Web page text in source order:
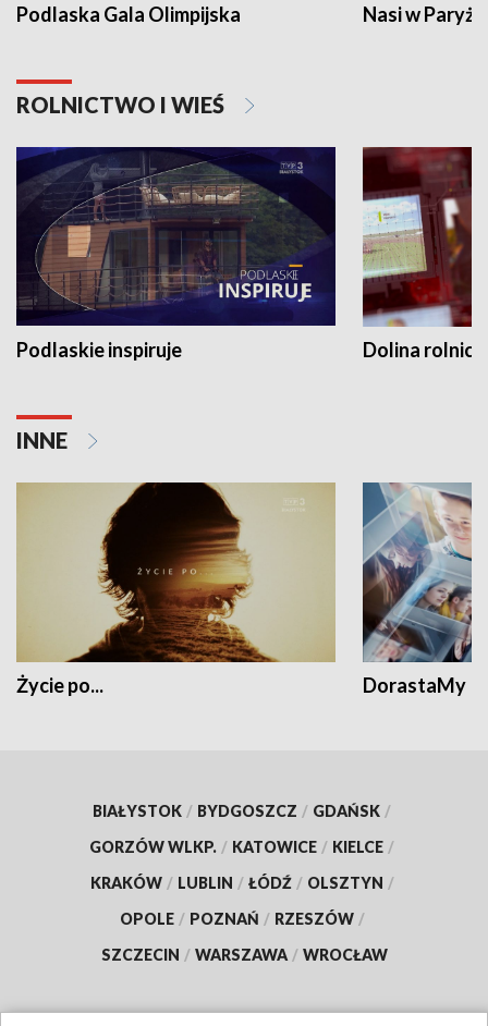
Podlaska Gala Olimpijska Nasi w Paryżu
ROLNICTWO I WIEŚ
Podlaskie inspiruje Dolina
INNE
Życie po... DorastaMy
BIAŁYSTOK / BYDGOSZCZ / GDAŃSK /
GORZÓW WLKP. / KATOWICE / KIELCE /
KRAKÓW / LUBLIN / ŁÓDŹ / OLSZTYN /
OPOLE / POZNAŃ / RZESZÓW /
SZCZECIN / WARSZAWA / WROCŁAW